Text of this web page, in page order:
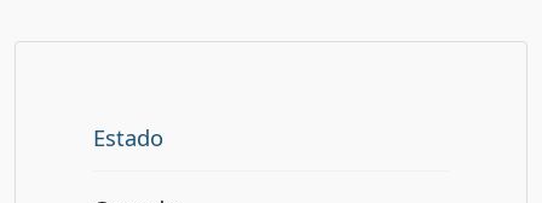
Estado